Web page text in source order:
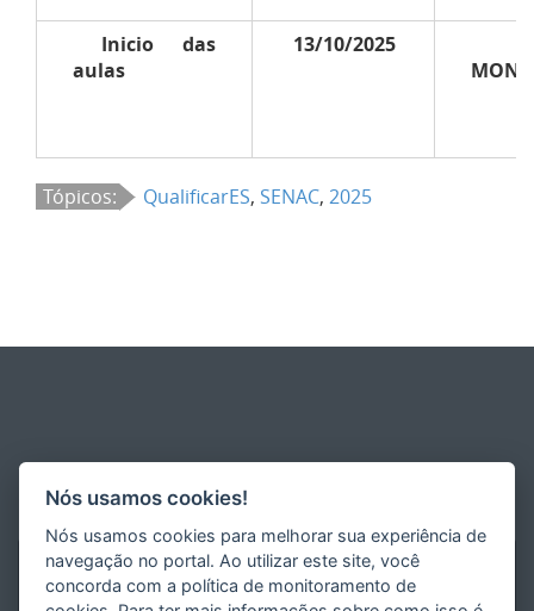
Inicio das
aulas
13/10/2025
Tópicos: QualificarES, SENAC, 2025
Nós usamos cookies!
Nós usamos cookies para melhorar sua experiência de
navegação no portal. Ao utilizar este site, você
concorda com a política de monitoramento de